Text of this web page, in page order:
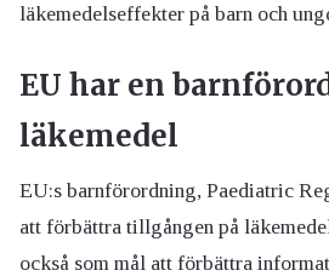
läkemedelseffekter på barn och
EU har en
läkemedel
EU:s barnförordning, Paediatric
att förbättra tillgången på
också som mål att förbättra